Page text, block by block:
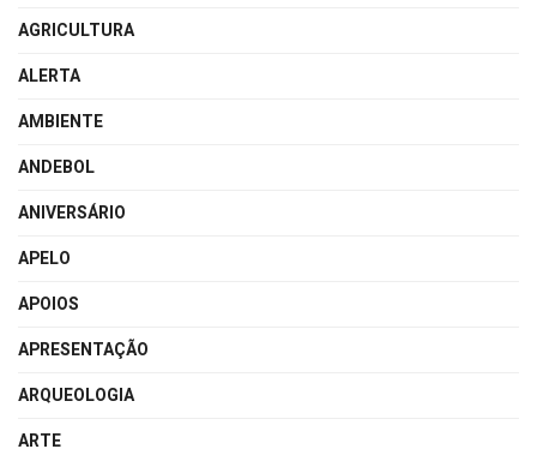
AGRICULTURA
ALERTA
AMBIENTE
ANDEBOL
ANIVERSÁRIO
APELO
APOIOS
APRESENTAÇÃO
ARQUEOLOGIA
ARTE